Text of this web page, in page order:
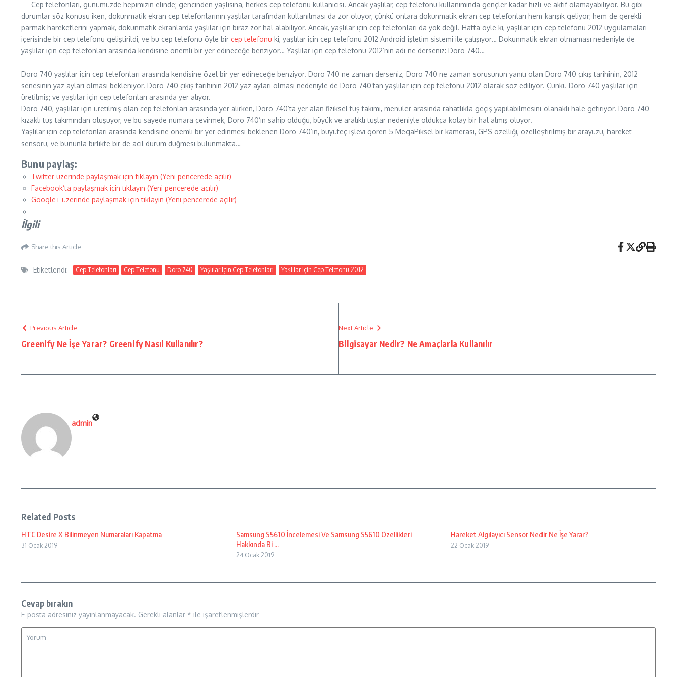
Cep telefonları, günümüzde hepimizin elinde; gencinden yaşlısına, herkes cep telefonu kullanıcısı. Ancak yaşlılar, cep telefonu kullanımında gençler kadar hızlı ve aktif olamayabiliyor. Bu gibi
durumlar söz konusu iken, dokunmatik ekran cep telefonlarının yaşlılar tarafından kullanılması da zor oluyor, çünkü onlara dokunmatik ekran cep telefonları hem karışık geliyor; hem de gerekli
parmak hareketlerini yapmak, dokunmatik ekranlarda yaşlılar için biraz zor hal alabiliyor. Ancak, yaşlılar için cep telefonları da yok değil. Hatta öyle ki, yaşlılar için cep telefonu 2012 uygulamaları
içerisinde bir cep telefonu geliştirildi, ve bu cep telefonu öyle bir cep telefonu ki, yaşlılar için cep telefonu 2012 Android işletim sistemi ile çalışıyor… Dokunmatik ekran olmaması nedeniyle de
yaşlılar için cep telefonları arasında kendisine önemli bir yer edineceğe benziyor… Yaşlılar için cep telefonu 2012’nin adı ne derseniz: Doro 740…
Doro 740 yaşlılar için cep telefonları arasında kendisine özel bir yer edineceğe benziyor. Doro 740 ne zaman derseniz, Doro 740 ne zaman sorusunun yanıtı olan Doro 740 çıkış tarihinin, 2012
senesinin yaz ayları olması bekleniyor. Doro 740 çıkış tarihinin 2012 yaz ayları olması nedeniyle de Doro 740’tan yaşlılar için cep telefonu 2012 olarak söz ediliyor. Çünkü Doro 740 yaşlılar için
üretilmiş; ve yaşlılar için cep telefonları arasında yer alıyor.
Doro 740, yaşlılar için üretilmiş olan cep telefonları arasında yer alırken, Doro 740’ta yer alan fiziksel tuş takımı, menüler arasında rahatlıkla geçiş yapılabilmesini olanaklı hale getiriyor. Doro 740
kızaklı tuş takımından oluşuyor, ve bu sayede numara çevirmek, Doro 740’ın sahip olduğu, büyük ve aralıklı tuşlar nedeniyle oldukça kolay bir hal almış oluyor.
Yaşlılar için cep telefonları arasında kendisine önemli bir yer edinmesi beklenen Doro 740’ın, büyüteç işlevi gören 5 MegaPiksel bir kamerası, GPS özelliği, özelleştirilmiş bir arayüzü, hareket
sensörü, ve bununla birlikte bir de acil durum düğmesi bulunmakta…
Bunu paylaş:
Twitter üzerinde paylaşmak için tıklayın (Yeni pencerede açılır)
Facebook’ta paylaşmak için tıklayın (Yeni pencerede açılır)
Google+ üzerinde paylaşmak için tıklayın (Yeni pencerede açılır)
İlgili
Share this Article
Etiketlendi: Cep Telefonları Cep Telefonu Doro 740 Yaşlılar Için Cep Telefonları Yaşlılar Için Cep Telefonu 2012
Previous Article
Greenify Ne İşe Yarar? Greenify Nasıl Kullanılır?
Next Article
Bilgisayar Nedir? Ne Amaçlarla Kullanılır
admin
Related Posts
HTC Desire X Bilinmeyen Numaraları Kapatma
31 Ocak 2019
Samsung S5610 İncelemesi Ve Samsung S5610 Özellikleri
Hakkında Bi ...
24 Ocak 2019
Hareket Algılayıcı Sensör Nedir Ne İşe Yarar?
22 Ocak 2019
Cevap bırakın
E-posta adresiniz yayınlanmayacak. Gerekli alanlar * ile işaretlenmişlerdir